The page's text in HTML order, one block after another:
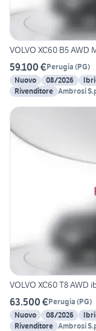
VOLVO XC60 B5 AWD
59.100 €Perugia (PG)
Nuovo
08/2026
Rivenditore Ambrosi
VOLVO XC60 T8 AWD
63.500 €Perugia (PG)
Nuovo
08/2026
Rivenditore Ambrosi